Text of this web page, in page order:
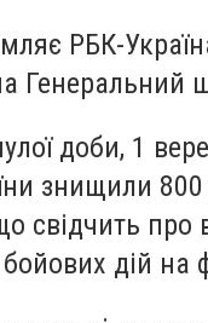
РБК-
Генеральний
доби, 1
знищили 800
свідчить про
бойових дій на